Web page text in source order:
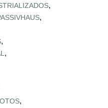
,
,
,
,
,